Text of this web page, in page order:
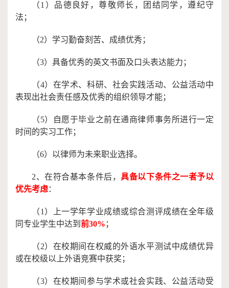
（1）品德良好，尊敬师长，团结同学，遵纪守
法；
（2）学习勤奋刻苦、成绩优秀；
（3）具备优秀的英文书面及口头表达能力；
（4）在学术、科研、社会实践活动、公益活动中
表现出社会责任感及优秀的组织领导才能；
（5）自愿于毕业之前在通商律师事务所进行一定
时间的实习工作；
（6）以律师为未来职业选择。
2、在符合基本条件后，具备以下条件之一者予以
优先考虑：
（1）上一学年学业成绩或综合测评成绩在全年级
同专业学生中达到 前30% ；
（2）在校期间在权威的外语水平测试中成绩优异
或在校级以上外语竞赛中获奖；
（3）在校期间参与学术或社会实践、公益活动受